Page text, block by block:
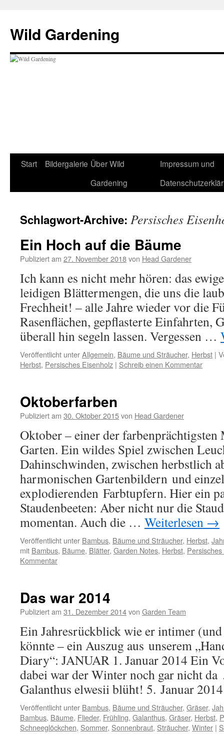
Wild Gardening
Zum
Start Bildergalerie Über Wild
Gardening
Impressum und
Schlagwort-Archive: Persisches
Ein Hoch auf die Bäume
Publiziert am 27. November 2018von Head Gardener
Ich kann es nicht mehr hören: das
leidigen Blättermengen, die uns die
Frechheit! – alle Jahre wieder vor die
Rasenflächen, gepflasterte Einfahrten,
überall hin segeln lassen. Vergessen …
Veröffentlicht unterAllgemein, Bäume und Sträucher, Herbst |
Herbst, Persisches Eisenholz | Schreib einen Kommentar
Oktoberfarben
Publiziert am 30. Oktober 2015von Head Gardener
Oktober – einer der farbenprächtigsten
Garten. Ein wildes Spiel zwischen
Dahinschwinden, zwischen herbstlich
harmonischen Gartenbildern und
explodierenden Farbtupfern. Hier ein
Staudenbeeten: Aber nicht nur die
momentan. Auch die … Weiterlesen →
Veröffentlicht unter Bambus, Bäume und Sträucher, Herbst,
mit Bambus, Bäume, Blätter, Garden Notes, Herbst,
Kommentar
Das war 2014
Publiziert am 31. Dezember 2014von Garden Team
Ein Jahresrückblick wie er intimer
könnte – ein Auszug aus unserem
Diary“: JANUAR 1. Januar 2014 Ein
dabei war der Winter noch gar nicht
Galanthus elwesii blüht! 5. Januar
Veröffentlicht unter Bambus, Bäume und Sträucher, Gräser,
Bambus, Bäume, Flieder, Frühling, Galanthus, Gräser, Herbst,
Schneeglöckchen, Sommer, Sonnenbraut, Sträucher, Winter |